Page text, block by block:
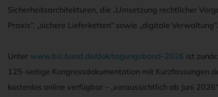
Sicherheitsarchitekturen, die „Umsetzung rechtlicher
Praxis“, „sichere Lieferketten“ sowie „digitale Verwaltung“.
Unter www.bsi.bund.de/dok/tagungsband-2026 ist
125-seitige Kongressdokumentation mit Kurzfassungen
kostenlos online verfügbar – „voraussichtlich ab Juni